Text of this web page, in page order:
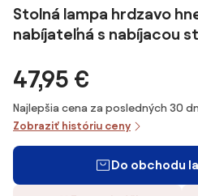
Stolná lampa hrdzavo
nabíjateľná s nabíjacou
47,95 €
Najlepšia cena za posledných 30
Zobraziť históriu ceny
Do obchodu